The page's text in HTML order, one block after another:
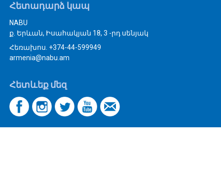
Հետադարձ կապ
NABU
ք. Երևան, Իսահակյան 18, 3 -րդ սենյակ
Հեռախոս. +374-44-599949
armenia@nabu.am
Հետևեք մեզ